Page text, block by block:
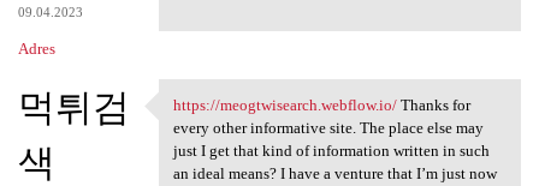
09.04.2023
Adres
먹튀검
색
https://meogtwisearch.webflow
https://meogtwisearch.webflow.io/Thanks for
every other informative site. The place else may
just I get that kind of information written in such
an ideal means? I have a venture that I’m just now